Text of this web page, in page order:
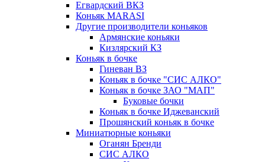
Егвардский ВКЗ
Коньяк MARASI
Другие производители коньяков
Армянские коньяки
Кизлярский КЗ
Коньяк в бочке
Гиневан ВЗ
Коньяк в бочке "СИС АЛКО"
Коньяк в бочке ЗАО "МАП"
Буковые бочки
Коньяк в бочке Иджеванский
Прошянский коньяк в бочке
Миниатюрные коньяки
Оганян Бренди
СИС АЛКО